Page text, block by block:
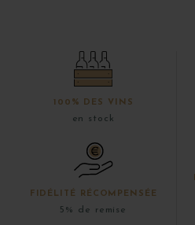
100% DES VINS
en stock
FIDÉLITÉ RÉCOMPENSÉE
5% de remise